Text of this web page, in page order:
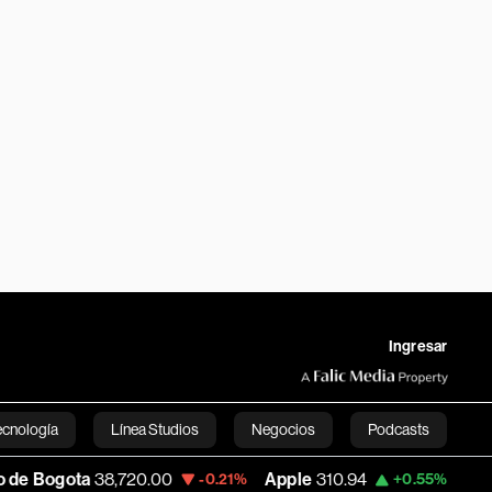
Ingresar
Línea Studios Negocios Podcasts
English-0.21% Apple 310.94 +0.55% USD COP